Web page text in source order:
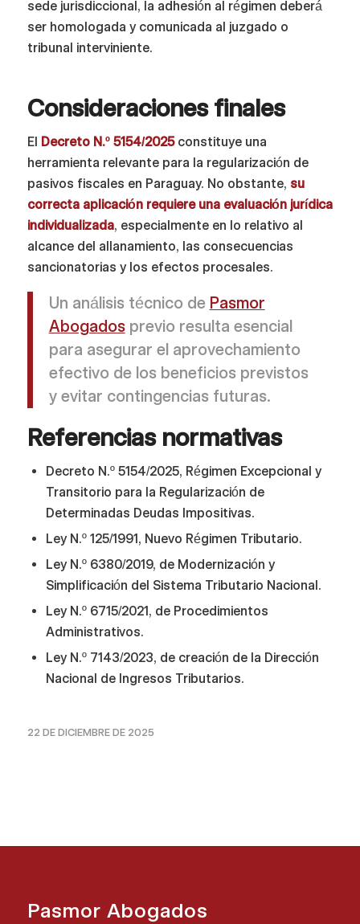
sede jurisdiccional, la adhesión al régimen deberá
ser homologada y comunicada al juzgado o
tribunal interviniente.
Consideraciones finales
El Decreto N.º 5154/2025constituye una
herramienta relevante para la regularización de
pasivos fiscales en Paraguay. No obstante, su
correcta aplicación requiere una evaluación jurídica
individualizada, especialmente en lo relativo al
alcance del allanamiento, las consecuencias
sancionatorias y los efectos procesales.
Un análisis técnico de Pasmor
Abogadosprevio resulta esencial
para asegurar el aprovechamiento
efectivo de los beneficios previstos
y evitar contingencias futuras.
Referencias normativas
Decreto N.º 5154/2025, Régimen Excepcional y
Transitorio para la Regularización de
Determinadas Deudas Impositivas.
Ley N.º 125/1991, Nuevo Régimen Tributario.
Ley N.º 6380/2019, de Modernización y
Simplificación del Sistema Tributario Nacional.
Ley N.º 6715/2021, de Procedimientos
Administrativos.
Ley N.º 7143/2023, de creación de la Dirección
Nacional de Ingresos Tributarios.
22 DE DICIEMBRE DE 2025
Pasmor Abogados